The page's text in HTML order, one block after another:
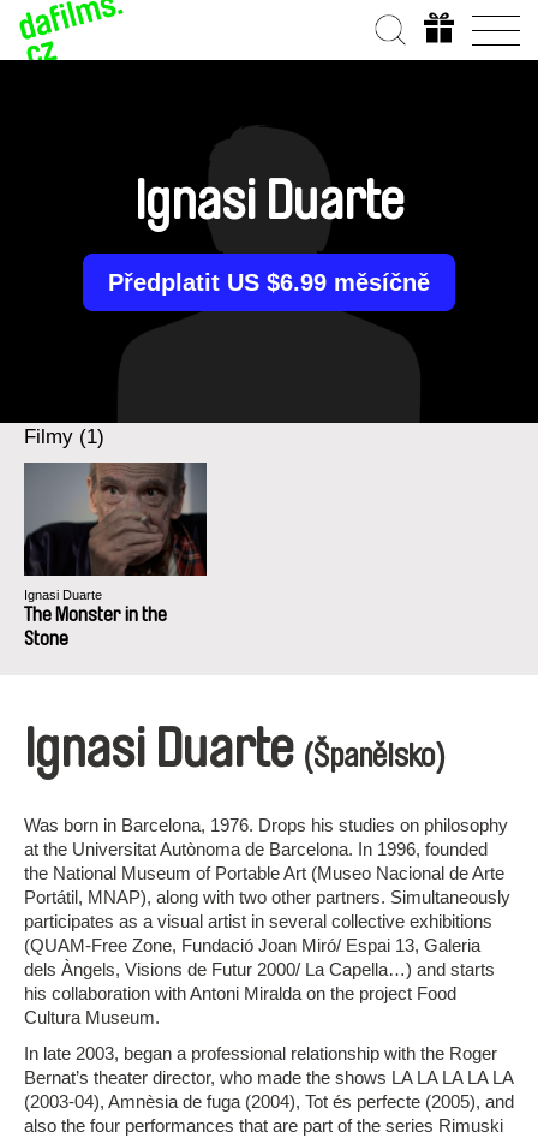
Ignasi Duarte
Předplatit US $6.99 měsíčně
Filmy (1)
Ignasi Duarte
The Monster in the
Stone
Ignasi Duarte (Španělsko)
Was born in Barcelona, 1976. Drops his studies on philosophy
at the Universitat Autònoma de Barcelona. In 1996, founded
the National Museum of Portable Art (Museo Nacional de Arte
Portátil, MNAP), along with two other partners. Simultaneously
participates as a visual artist in several collective exhibitions
(QUAM-Free Zone, Fundació Joan Miró/ Espai 13, Galeria
dels Àngels, Visions de Futur 2000/ La Capella…) and starts
his collaboration with Antoni Miralda on the project Food
Cultura Museum.
In late 2003, began a professional relationship with the Roger
Bernat’s theater director, who made the shows LA LA LA LA LA
(2003-04), Amnèsia de fuga (2004), Tot és perfecte (2005), and
also the four performances that are part of the series Rimuski